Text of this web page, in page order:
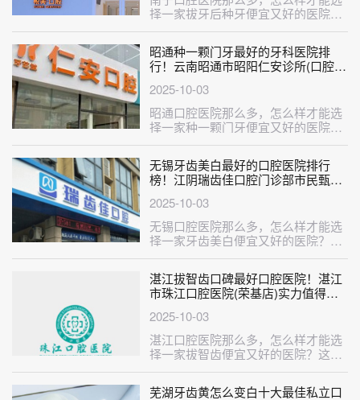
择一家拔牙后种牙便宜又好的医院？
这不巧了，刚给大家整理出来一份拔
牙后···
昭通种一颗门牙最好的牙科医院排
行！云南昭通市昭阳仁安诊所(口腔
2025-10-03
昭通口腔医院那么多，怎么样才能选
择一家种一颗门牙便宜又好的医院？
这不巧了，刚给大家整理出来一份种
一颗···
无锡牙齿美白最好的口腔医院排行
榜！江阴瑞齿佳口腔门诊部市民甄选
2025-10-03
无锡口腔医院那么多，怎么样才能选
择一家牙齿美白便宜又好的医院？这
不巧了，刚给大家整理出来一份牙齿
美白···
湛江拔智齿口碑最好口腔医院！湛江
市珠江口腔医院(荣基店)实力值得信
2025-10-03
湛江口腔医院那么多，怎么样才能选
择一家拔智齿便宜又好的医院？这不
巧了，刚给大家整理出来一份拔智齿
比较···
芜湖牙齿黄怎么变白十大最佳私立口